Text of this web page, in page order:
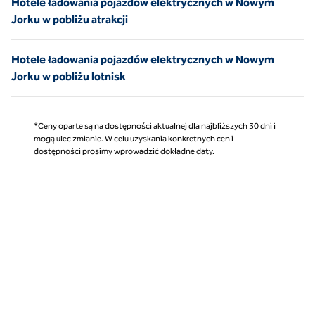
Jorku w pobliżu atrakcji
Hotele ładowania pojazdów elektrycznych w Nowym
Jorku w pobliżu lotnisk
*Ceny oparte są na dostępności aktualnej dla najbliższych 30 dni i
mogą ulec zmianie. W celu uzyskania konkretnych cen i
dostępności prosimy wprowadzić dokładne daty.